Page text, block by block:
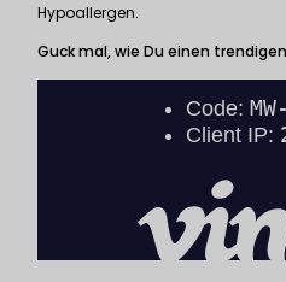
Hypoallergen.
Guck mal, wie Du einen